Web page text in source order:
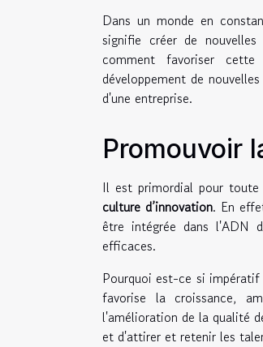
Dans un monde en
signifie créer de
comment favoriser
développement de
d'une entreprise.
Promouvoir
Il est primordial pour toute
culture d’innovation. En
être intégrée dans l'ADN
efficaces.
Pourquoi est-ce si
favorise la croissance,
l'amélioration de la qualité
et d'attirer et retenir les